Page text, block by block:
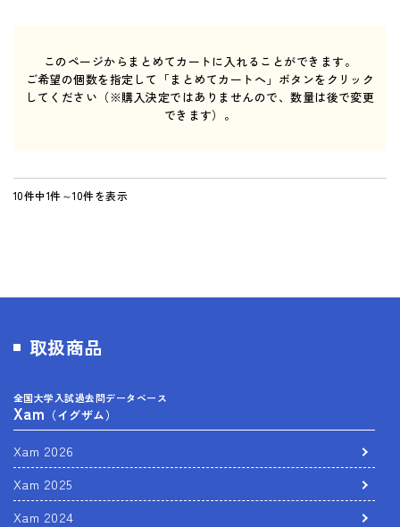
このページからまとめてカートに入れることができます。
ご希望の個数を指定して「まとめてカートへ」ボタンをクリック
してください（※購入決定ではありませんので、数量は後で変更
できます）。
10件中1件～10件を表示
取扱商品
全国大学入試過去問データベース
Xam （イグザム）
Xam 2026
Xam 2025
Xam 2024